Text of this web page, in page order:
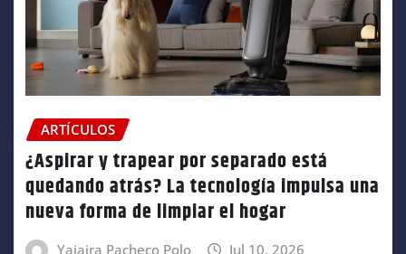
ARTÍCULOS
¿Aspirar y trapear por separado está
quedando atrás? La tecnología impulsa una
nueva forma de limpiar el hogar
Yajaira Pacheco Polo Jul 10, 2026